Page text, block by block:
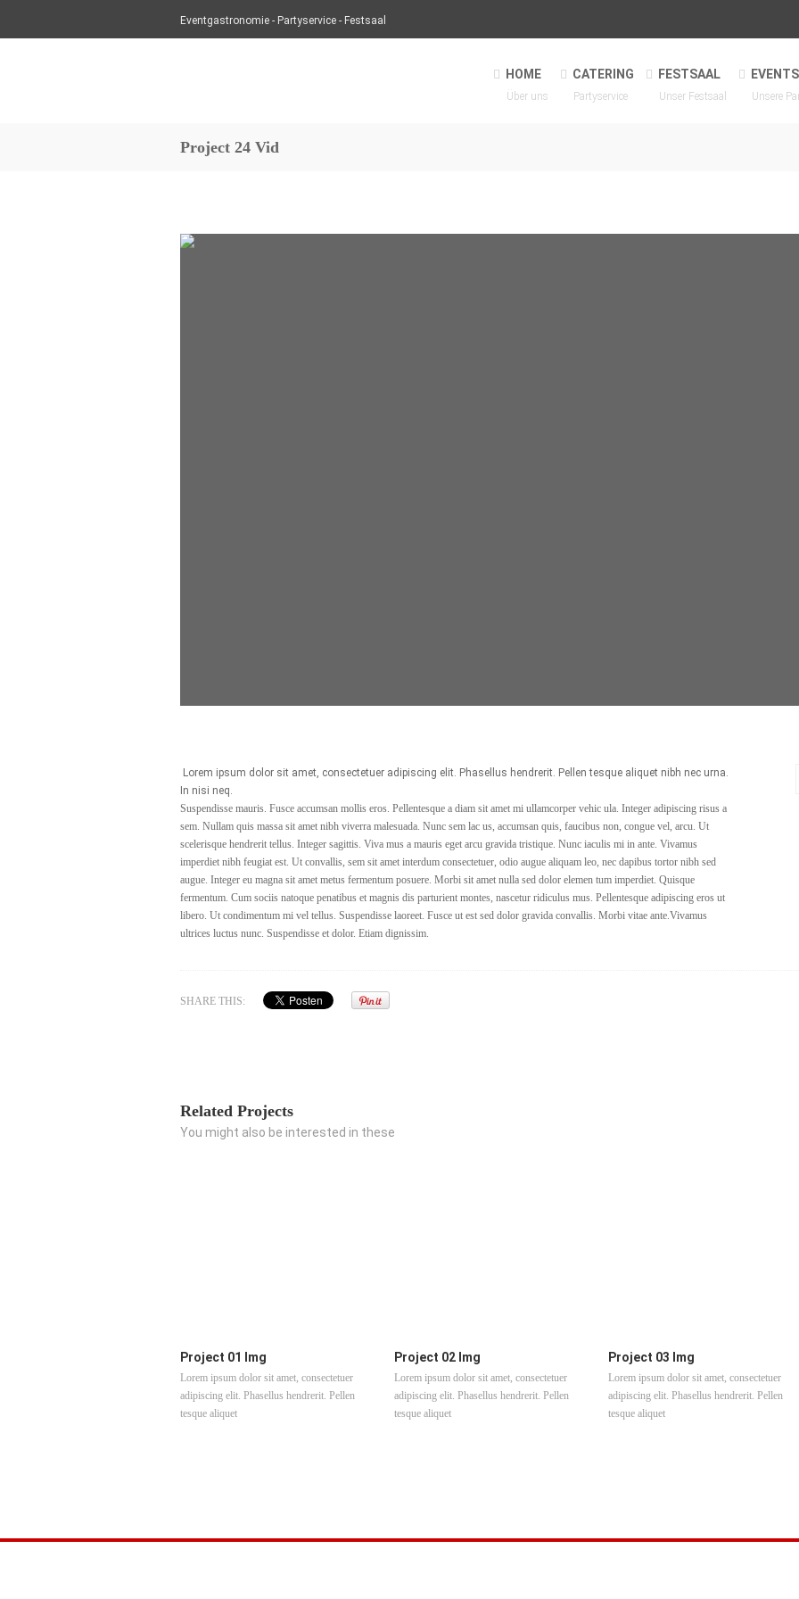
Eventgastronomie - Partyservice - Festsaal
HOME
Über uns
CATERING
Partyservice
FESTSAAL
Unser Festsaal
EVENTS
Unsere
Project 24 Vid
Lorem ipsum dolor sit amet, consectetuer adipiscing elit. Phasellus hendrerit. Pellen tesque aliquet nibh nec urna.
In nisi neq.
Suspendisse mauris. Fusce accumsan mollis eros. Pellentesque a diam sit amet mi ullamcorper vehic ula. Integer adipiscing risus a
sem. Nullam quis massa sit amet nibh viverra malesuada. Nunc sem lac us, accumsan quis, faucibus non, congue vel, arcu. Ut
scelerisque hendrerit tellus. Integer sagittis. Viva mus a mauris eget arcu gravida tristique. Nunc iaculis mi in ante. Vivamus
imperdiet nibh feugiat est. Ut convallis, sem sit amet interdum consectetuer, odio augue aliquam leo, nec dapibus tortor nibh sed
augue. Integer eu magna sit amet metus fermentum posuere. Morbi sit amet nulla sed dolor elemen tum imperdiet. Quisque
fermentum. Cum sociis natoque penatibus et magnis dis parturient montes, nascetur ridiculus mus. Pellentesque adipiscing eros ut
libero. Ut condimentum mi vel tellus. Suspendisse laoreet. Fusce ut est sed dolor gravida convallis. Morbi vitae ante.Vivamus
ultrices luctus nunc. Suspendisse et dolor. Etiam dignissim.
SHARE THIS:
Related Projects
You might also be interested in these
Project 01 Img
Lorem ipsum dolor sit amet, consectetuer
adipiscing elit. Phasellus hendrerit. Pellen
tesque aliquet
Project 02 Img
Lorem ipsum dolor sit amet, consectetuer
adipiscing elit. Phasellus hendrerit. Pellen
tesque aliquet
Project 03 Img
Lorem ipsum dolor sit amet, consectetuer
adipiscing elit. Phasellus hendrerit. Pellen
tesque aliquet